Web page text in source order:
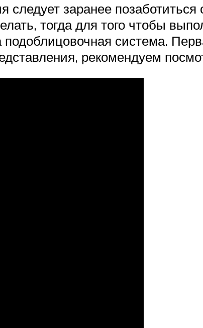
заранее
тогда для того чтобы
система.
рекомендуем